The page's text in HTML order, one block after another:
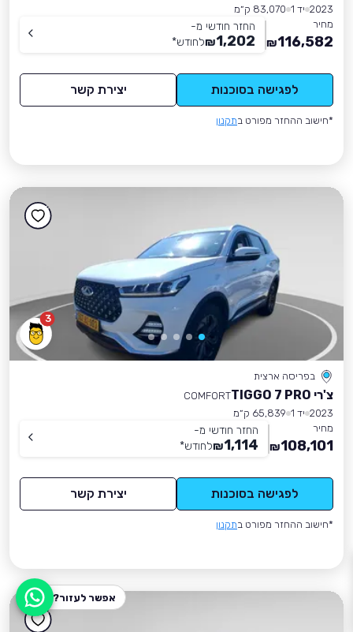
2023 יד 1
83,070 ק״מ
מחיר
116,582
₪
החזר חודשי מ-
1,202
₪לחודש*
לפגישה בסוכנות יצירת קשר
*חישוב ההחזר מפורט בתקנון
3
בפריסה ארצית
צ'רי TIGGO 7 PRO
COMFORT
2023 יד 1
65,839 ק״מ
מחיר
108,101
₪
החזר חודשי מ-
1,114
₪לחודש*
לפגישה בסוכנות יצירת קשר
*חישוב ההחזר מפורט בתקנון
אפשר לעזור?